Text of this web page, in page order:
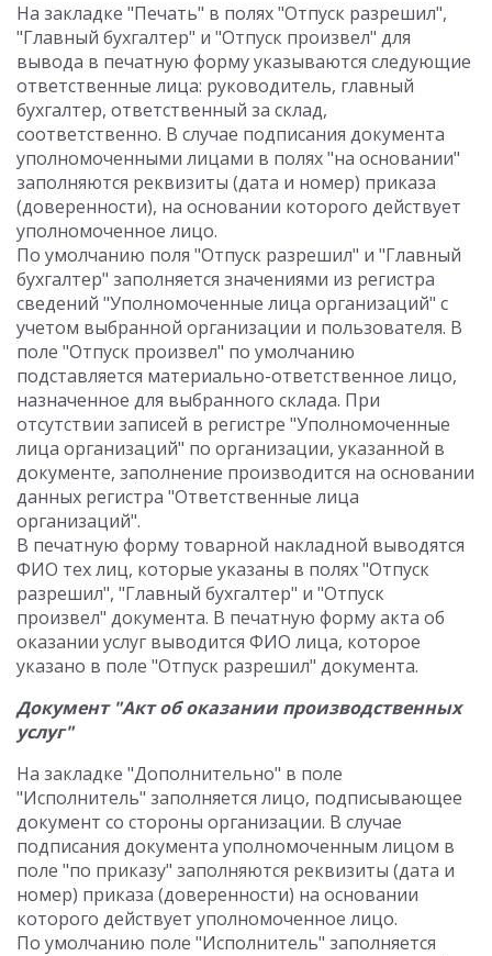
На закладке "Печать" в полях "Отпуск разрешил",
"Главный бухгалтер" и "Отпуск произвел" для
вывода в печатную форму указываются следующие
ответственные лица: руководитель, главный
бухгалтер, ответственный за склад,
соответственно. В случае подписания документа
уполномоченными лицами в полях "на основании"
заполняются реквизиты (дата и номер) приказа
(доверенности), на основании которого действует
уполномоченное лицо.
По умолчанию поля "Отпуск разрешил" и "Главный
бухгалтер" заполняется значениями из регистра
сведений "Уполномоченные лица организаций" с
учетом выбранной организации и пользователя. В
поле "Отпуск произвел" по умолчанию
подставляется материально-ответственное лицо,
назначенное для выбранного склада. При
отсутствии записей в регистре "Уполномоченные
лица организаций" по организации, указанной в
документе, заполнение производится на основании
данных регистра "Ответственные лица
организаций".
В печатную форму товарной накладной выводятся
ФИО тех лиц, которые указаны в полях "Отпуск
разрешил", "Главный бухгалтер" и "Отпуск
произвел" документа. В печатную форму акта об
оказании услуг выводится ФИО лица, которое
указано в поле "Отпуск разрешил" документа.
Документ "Акт об оказании производственных
услуг"
На закладке "Дополнительно" в поле
"Исполнитель" заполняется лицо, подписывающее
документ со стороны организации. В случае
подписания документа уполномоченным лицом в
поле "по приказу" заполняются реквизиты (дата и
номер) приказа (доверенности) на основании
которого действует уполномоченное лицо.
По умолчанию поле "Исполнитель" заполняется